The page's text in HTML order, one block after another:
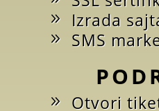
Izrada
SMS
Otvori